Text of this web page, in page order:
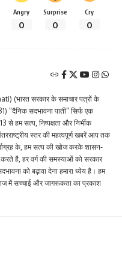
Angry
0
Surprise
0
Cry
0
(भारत सरकार के समाचार पत्रों के
सदभावना पाती" सिर्फ एक
से हम सत्य, निष्पक्षता और निर्भीक
स्तर की महत्वपूर्ण खबरें आप तक
के, हम सत्य की खोज करके शासन-
करते है, हर वर्ग की समस्याओं को सरकार
को बढ़ावा देना हमारा ध्येय है। हम
में सच्चाई और जागरूकता का प्रकाश